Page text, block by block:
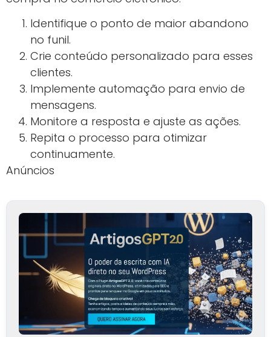
Identifique o ponto de maior abandono
no funil.
Crie conteúdo personalizado para esses
clientes.
Implemente automação para envio de
mensagens.
Monitore a resposta e ajuste as ações.
Repita o processo para otimizar
continuamente.
Anúncios